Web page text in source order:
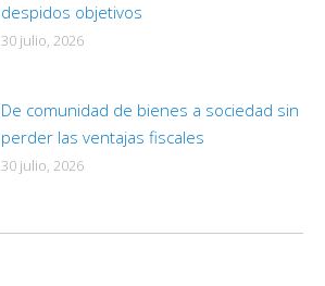
despidos objetivos
30 julio, 2026
De comunidad de bienes a sociedad sin
perder las ventajas fiscales
30 julio, 2026